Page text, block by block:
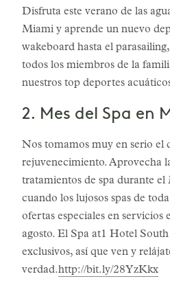
Disfruta este verano de las
Miami y aprende un nuevo
wakeboard hasta el
todos los miembros de la
nuestros top deportes
2. Mes del Spa en
Nos tomamos muy en serio el
rejuvenecimiento. Aprovecha
tratamientos de spa durante
cuando los lujosos spas de
ofertas especiales en servicios
agosto. El Spa at1 Hotel
exclusivos, así que ven y
verdad.http://bit.ly/28YzKkx